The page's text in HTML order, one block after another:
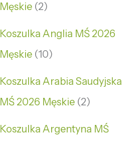
Męskie 2
Koszulka Anglia MŚ 2026
Męskie 10
Koszulka Arabia Saudyjska
MŚ 2026 Męskie 2
Koszulka Argentyna MŚ